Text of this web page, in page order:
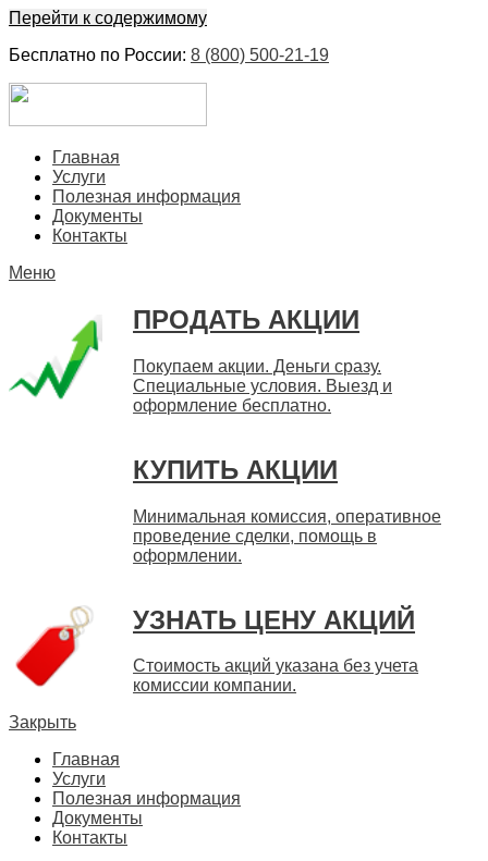
Перейти к содержимому
Бесплатно по России: 8 (800) 500-21-19
БыстроГлавная
Услуги
Полезная информация
Документы
Контакты
Меню
ПРОДАТЬ АКЦИИ
Покупаем акции. Деньги сразу.
Специальные условия. Выезд и
оформление бесплатно.
КУПИТЬ АКЦИИ
Минимальная комиссия, оперативное
проведение сделки, помощь в
оформлении.
УЗНАТЬ ЦЕНУ АКЦИЙ
Стоимость акций указана без учета
комиссии компании.
Закрыть
Главная
Услуги
Полезная информация
Документы
Контакты